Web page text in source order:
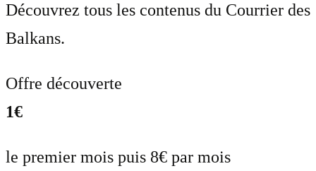
Découvrez tous les contenus du Courrier des
Balkans.
Offre découverte
1€
le premier mois puis 8€ par mois